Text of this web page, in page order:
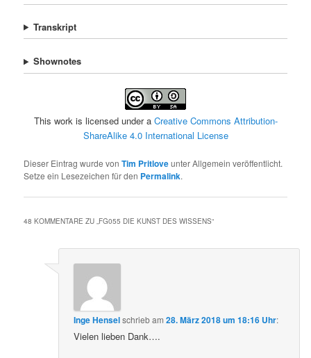
Transkript
Shownotes
This work is licensed under a Creative Commons Attribution-
ShareAlike 4.0 International License
Dieser Eintrag wurde vonTim Pritloveunter Allgemein veröffentlicht.
Setze ein Lesezeichen für den Permalink.
48 KOMMENTARE ZU „FG055 DIE KUNST DES WISSENS“
Inge Henselschriebam28. März 2018 um 18:16 Uhr:
Vielen lieben Dank….